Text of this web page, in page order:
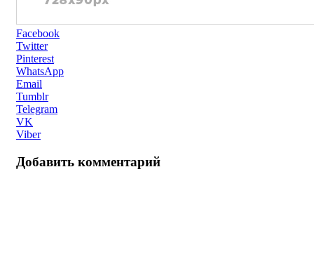
Facebook
Twitter
Pinterest
WhatsApp
Email
Tumblr
Telegram
VK
Viber
Добавить комментарий